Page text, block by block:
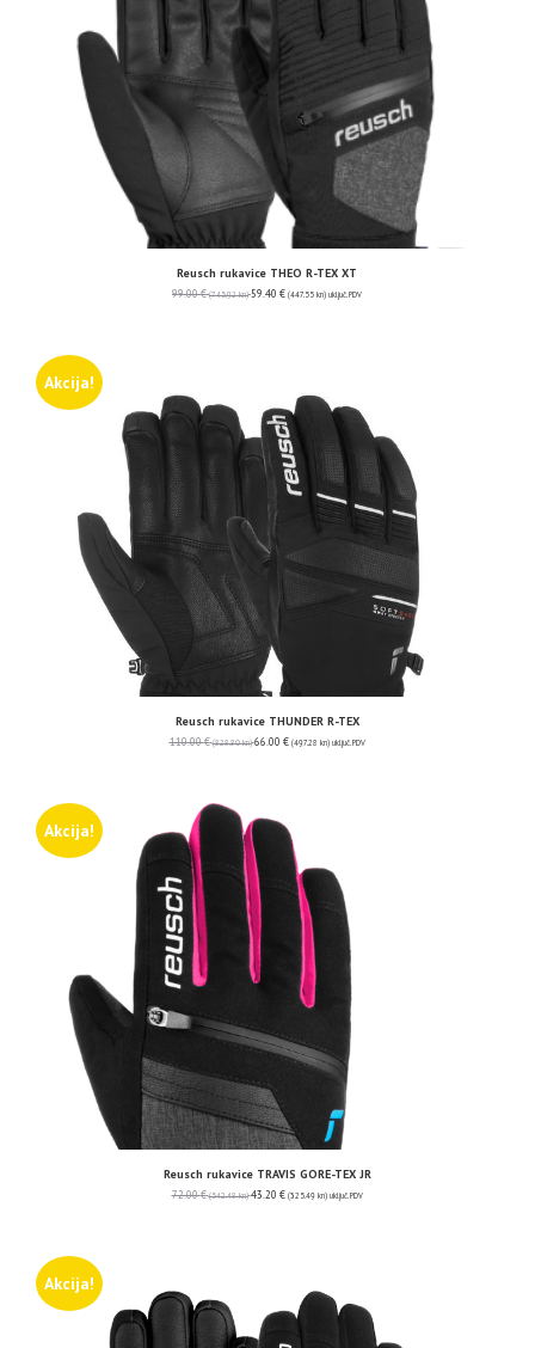
Reusch rukavice THEO R-TEX XT
99.00€ (745.92 kn) 59.40 € (447.55 kn) uključ. PDV
Akcija!
Reusch rukavice THUNDER R-TEX
110.00€ (828.80 kn) 66.00 € (497.28 kn) uključ. PDV
Akcija!
Reusch rukavice TRAVIS GORE-TEX JR
72.00€ (542.48 kn) 43.20 € (325.49 kn) uključ. PDV
Akcija!